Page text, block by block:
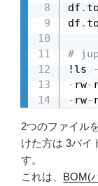
df .
df .
#
!ls
-
- rw-
- rw-
2つのファイル
けた方は 3バイ
す。
これは、 BOM(